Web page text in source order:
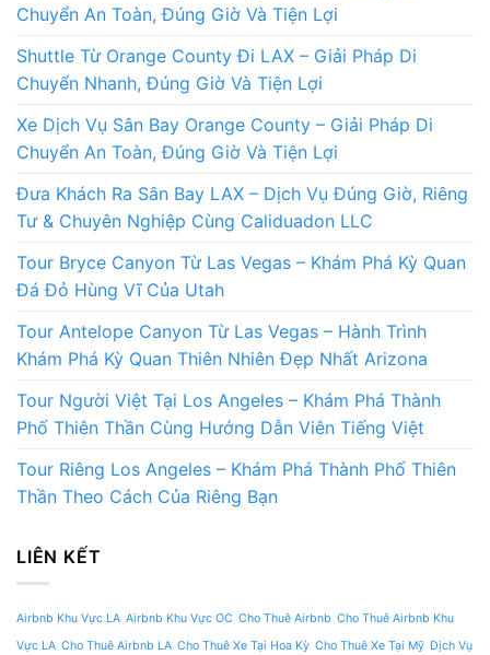
Chuyển An Toàn, Đúng Giờ Và Tiện Lợi
Shuttle Từ Orange County Đi LAX – Giải Pháp Di
Chuyển Nhanh, Đúng Giờ Và Tiện Lợi
Xe Dịch Vụ Sân Bay Orange County – Giải Pháp Di
Chuyển An Toàn, Đúng Giờ Và Tiện Lợi
Đưa Khách Ra Sân Bay LAX – Dịch Vụ Đúng Giờ, Riêng
Tư & Chuyên Nghiệp Cùng Caliduadon LLC
Tour Bryce Canyon Từ Las Vegas – Khám Phá Kỳ Quan
Đá Đỏ Hùng Vĩ Của Utah
Tour Antelope Canyon Từ Las Vegas – Hành Trình
Khám Phá Kỳ Quan Thiên Nhiên Đẹp Nhất Arizona
Tour Người Việt Tại Los Angeles – Khám Phá Thành
Phố Thiên Thần Cùng Hướng Dẫn Viên Tiếng Việt
Tour Riêng Los Angeles – Khám Phá Thành Phố Thiên
Thần Theo Cách Của Riêng Bạn
LIÊN KẾT
Airbnb Khu Vực LA Airbnb Khu Vực OC Cho Thuê Airbnb Cho Thuê Airbnb Khu
Vực LA Cho Thuê Airbnb LA Cho Thuê Xe Tại Hoa Kỳ Cho Thuê Xe Tại Mỹ Dịch Vụ